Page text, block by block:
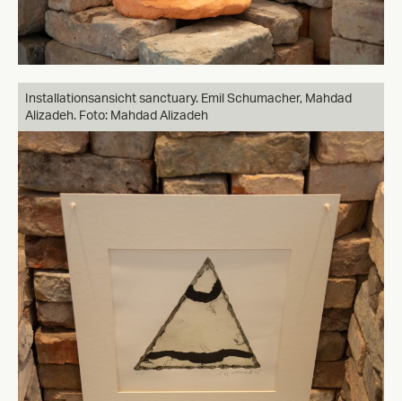
Installationsansicht sanctuary. Emil Schumacher, Mahdad
Alizadeh. Foto: Mahdad Alizadeh